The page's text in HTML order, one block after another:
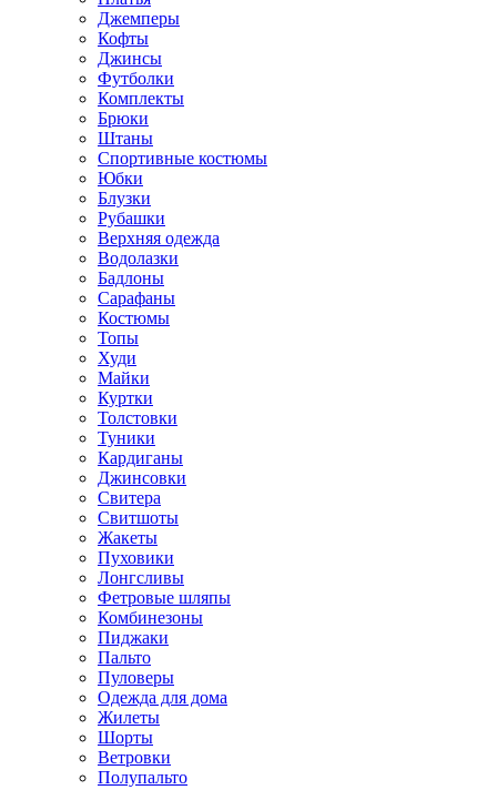
Джемперы
Кофты
Джинсы
Футболки
Комплекты
Брюки
Штаны
Спортивные костюмы
Юбки
Блузки
Рубашки
Верхняя одежда
Водолазки
Бадлоны
Сарафаны
Костюмы
Топы
Худи
Майки
Куртки
Толстовки
Туники
Кардиганы
Джинсовки
Свитера
Свитшоты
Жакеты
Пуховики
Лонгсливы
Фетровые шляпы
Комбинезоны
Пиджаки
Пальто
Пуловеры
Одежда для дома
Жилеты
Шорты
Ветровки
Полупальто